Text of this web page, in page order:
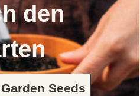
den
Seeds